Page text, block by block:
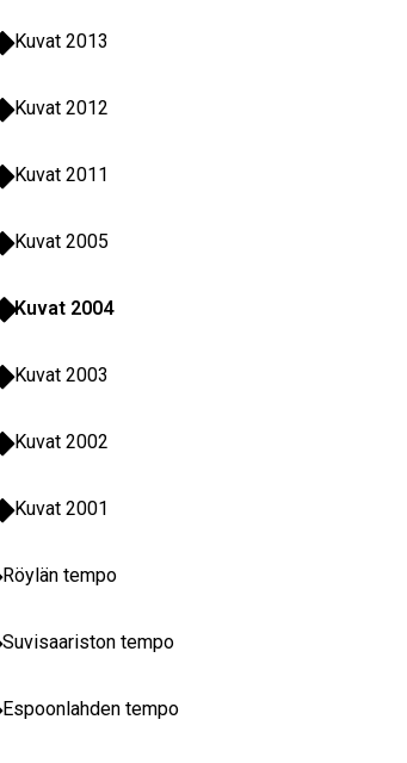
Kuvat 2013
Kuvat 2012
Kuvat 2011
Kuvat 2005
Kuvat 2004
Kuvat 2003
Kuvat 2002
Kuvat 2001
Röylän tempo
Suvisaariston tempo
Espoonlahden tempo